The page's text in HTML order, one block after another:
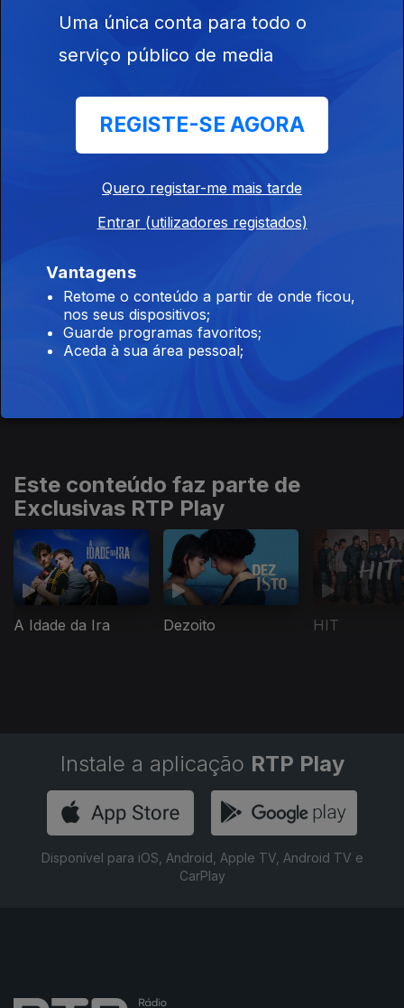
Ep. 8
melhor remédio
Este conteúdo faz parte de
Exclusivas RTP Play
A Idade da Ira Dezoito HIT
Instale a aplicação RTP Play
Disponível para iOS, Android, Apple TV, Android TV e
CarPlay
Uma única conta para todo o
serviço público de media
REGISTE-SE AGORA
Quero registar-me mais tarde
Entrar (utilizadores registados)
Vantagens
Retome o conteúdo a partir de onde ficou,
nos seus dispositivos;
Guarde programas favoritos;
Aceda à sua área pessoal;